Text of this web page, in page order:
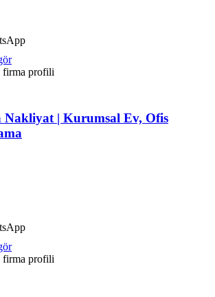
firma profili
Nakliyat | Kurumsal Ev, Ofis
firma profili